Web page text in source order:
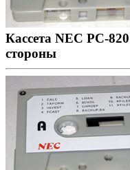
Кассета NEC PC-
стороны